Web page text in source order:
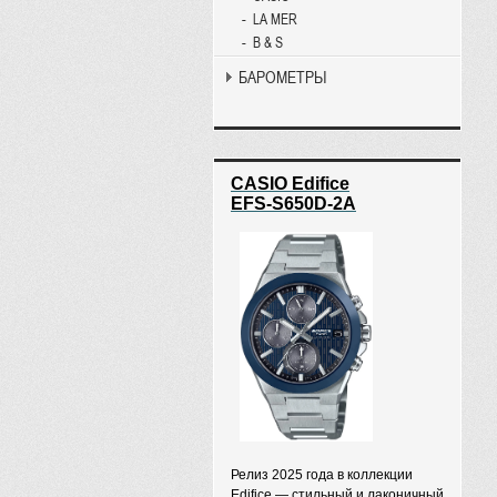
LA MER
B & S
БАРОМЕТРЫ
CASIO Edifice
EFS-S650D-2A
Релиз 2025 года в коллекции